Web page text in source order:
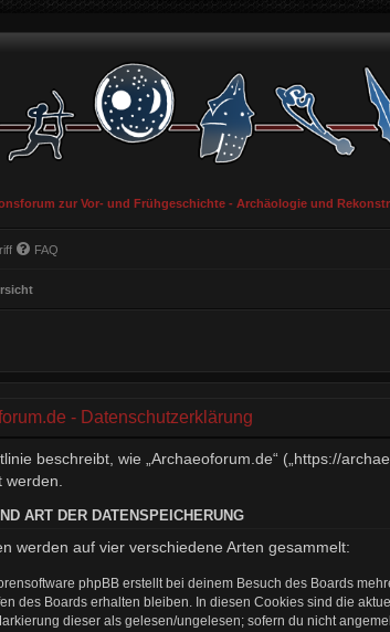
zur Vor- und Frühgeschichte - Archäologie und
FAQ
- Datenschutzerklärung
beschreibt, wie „Archaeoforum.de“ („https://
ART DER DATENSPEICHERUNG
werden auf vier verschiedene Arten gesammelt:
phpBB erstellt bei deinem Besuch des Boards
des Boards erhalten bleiben. In diesen Cookies sind die
dieser als gelesen/ungelesen; sofern du nicht